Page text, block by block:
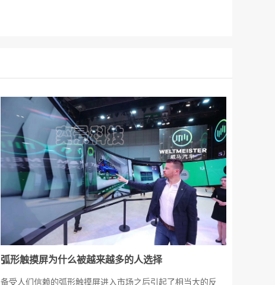
弧形触摸屏为什么被越来越多的人选择
备受人们信赖的弧形触摸屏进入市场之后引起了相当大的反